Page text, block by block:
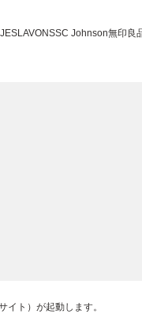
LAVONSSC Johnson無印良
イト）が起動します。